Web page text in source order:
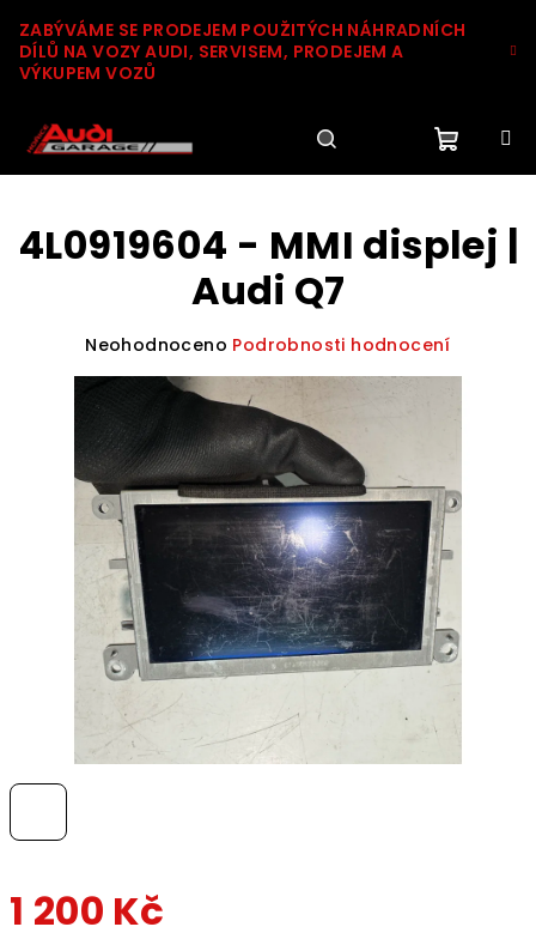
na
obsah
ZABÝVÁME SE PRODEJEM POUŽITÝCH NÁHRADNÍCH
DÍLŮ NA VOZY AUDI, SERVISEM, PRODEJEM A
VÝKUPEM VOZŮ
HledatPřihlášení
košík
1 200 Kč
4L0919604 - MMI displej |
Audi Q7
Průměrné
je
0,0
z
5
hvězdiček.
Neohodnoceno Podrobnosti hodnocení